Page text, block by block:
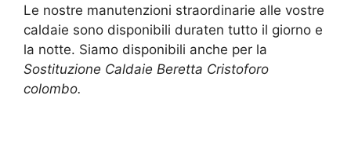
Le nostre manutenzioni straordinarie alle vostre
caldaie sono disponibili duraten tutto il giorno e
la notte. Siamo disponibili anche per la
Sostituzione Caldaie Beretta Cristoforo
colombo.